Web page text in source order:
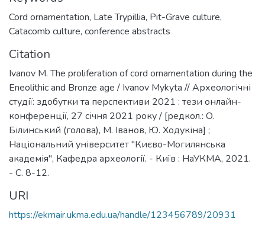
Cord ornamentation, Late Trypillia, Pit-Grave culture,
Catacomb culture, conference abstracts
Citation
Ivanov M. The proliferation of cord ornamentation during the
Eneolithic and Bronze age / Ivanov Mykyta // Археологічні
студії: здобутки та перспективи 2021 : тези онлайн-
конференції, 27 січня 2021 року / [редкол.: О.
Білинський (голова), М. Іванов, Ю. Ходукіна] ;
Національний університет "Києво-Могилянська
академія", Кафедра археології. - Київ : НаУКМА, 2021.
- С. 8-12.
URI
https://ekmair.ukma.edu.ua/handle/123456789/20931